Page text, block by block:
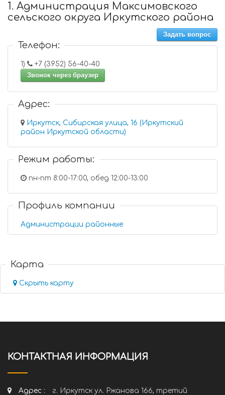
1. Администрация Максимовского
сельского округа Иркутского района
Задать вопрос
Телефон:
1)
+7 (3952) 56-40-40
Звонок через браузер
Адрес:
Иркутск, Сибирская улица, 16 (Иркутский
район Иркутской области)
Режим работы:
пн-пт 8:00-17:00, обед 12:00-13:00
Профиль компании
Администрации районные
Карта
Скрыть карту
КОНТАКТНАЯ ИНФОРМАЦИЯ
Адрес :
г. Иркутск ул. Ржанова 166, третий